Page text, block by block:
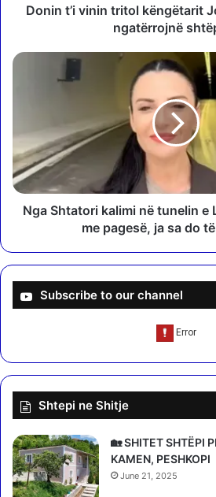
n
o
l
k
ë
t
i
z
M
r
k
u
–
a
Donin t’i vinin tritol këngëtarit
ngatërrojnë
N
a
t
o
m
t
u
l
i
n
e
Nga Shtatori kalimi në tunelin e
me pagesë, ja sa do
Subscribe to our channel
Shtepi ne Shitje
🏡 SHITET SHTËPI
KAMEN, PESHKOPI
June 21, 2025